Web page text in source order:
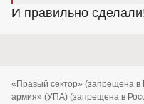
И правильно
«Правый сектор» (запрещена в
армия» (УПА) (запрещена в